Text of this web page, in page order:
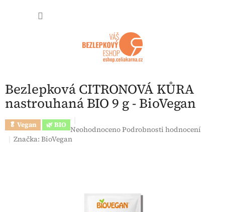
Bezlepková CITRONOVÁ KŮRA
nastrouhaná BIO 9 g - BioVegan
🥬 Vegan 🌿 BIO Průměrné hodnocení produktu je 0,0 z 5
NeohodnocenoPodrobnosti hodnocení
Značka:BioVegan